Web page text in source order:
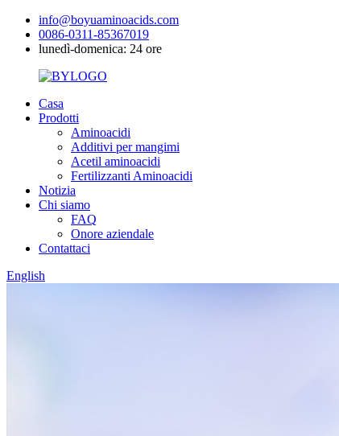
info@boyuaminoacids.com
0086-0311-85367019
lunedì-domenica: 24 ore
Casa
Prodotti
Aminoacidi
Additivi per mangimi
Acetil aminoacidi
Fertilizzanti Aminoacidi
Notizia
Chi siamo
FAQ
Onore aziendale
Contattaci
English